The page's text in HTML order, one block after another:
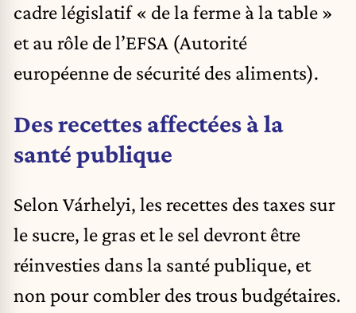
cadre législatif « de la ferme à la table »
et au rôle de l’EFSA (Autorité
européenne de sécurité des aliments).
Des recettes affectées à la
santé publique
Selon Várhelyi, les recettes des taxes sur
le sucre, le gras et le sel devront être
réinvesties dans la santé publique, et
non pour combler des trous budgétaires.